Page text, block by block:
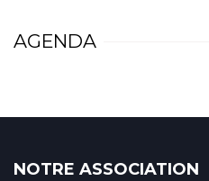
AGENDA
NOTRE ASSOCIATION